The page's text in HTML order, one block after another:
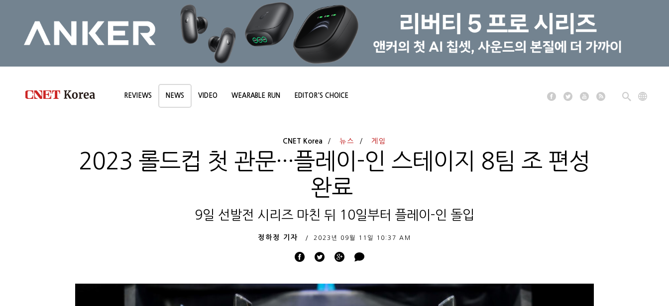
REVIEWS NEWS VIDEO WEARABLE RUN EDITOR'S CHOICE
CNET Korea 뉴스 게임
2023 롤드컵 첫 관문···플레이-인 스테이지 8팀 조 편성
완료
9일 선발전 시리즈 마친 뒤 10일부터 플레이-인 돌입
정하정 기자 2023년 09월 11일 10:37 AM